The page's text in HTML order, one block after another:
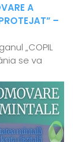
A
–
„COPIL
se va